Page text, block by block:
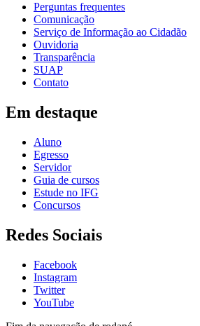
Perguntas frequentes
Comunicação
Serviço de Informação ao Cidadão
Ouvidoria
Transparência
SUAP
Contato
Em destaque
Aluno
Egresso
Servidor
Guia de cursos
Estude no IFG
Concursos
Redes Sociais
Facebook
Instagram
Twitter
YouTube